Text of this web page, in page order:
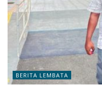
BERITA LEMBATA